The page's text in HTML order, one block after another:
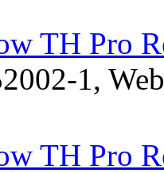
TH Pro
1,
TH Pro